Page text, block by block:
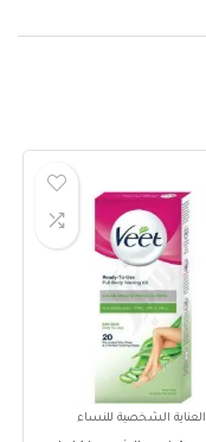
العناية الشخصية للنساء